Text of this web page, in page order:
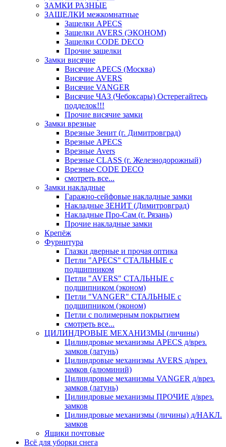
ЗАМКИ РАЗНЫЕ
ЗАЩЕЛКИ межкомнатные
Защелки APECS
Защелки AVERS (ЭКОНОМ)
Защелки CODE DECO
Прочие защелки
Замки висячие
Висячие APECS (Москва)
Висячие AVERS
Висячие VANGER
Висячие ЧАЗ (Чебоксары) Остерегайтесь
подделок!!!
Прочие висячие замки
Замки врезные
Врезные Зенит (г. Димитровград)
Врезные APECS
Врезные Avers
Врезные CLASS (г. Железнодорожный)
Врезные CODE DECO
смотреть все...
Замки накладные
Гаражно-сейфовые накладные замки
Накладные ЗЕНИТ (Димитровград)
Накладные Про-Сам (г. Рязань)
Прочие накладные замки
Крепёж
Фурнитура
Глазки дверные и прочая оптика
Петли "APECS" СТАЛЬНЫЕ с
подшипником
Петли "AVERS" СТАЛЬНЫЕ с
подшипником (эконом)
Петли "VANGER" СТАЛЬНЫЕ с
подшипником (эконом)
Петли с полимерным покрытием
смотреть все...
ЦИЛИНДРОВЫЕ МЕХАНИЗМЫ (личины)
Цилиндровые механизмы APECS д/врез.
замков (латунь)
Цилиндровые механизмы AVERS д/врез.
замков (алюминий)
Цилиндровые механизмы VANGER д/врез.
замков (латунь)
Цилиндровые механизмы ПРОЧИЕ д/врез.
замков
Цилиндровые механизмы (личины) д/НАКЛ.
замков
Ящики почтовые
Всё для уборки снега